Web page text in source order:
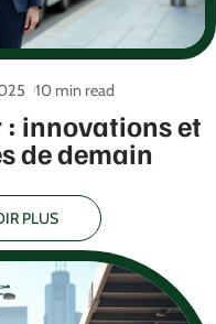
innovations et
de demain
10 min read
PLUS